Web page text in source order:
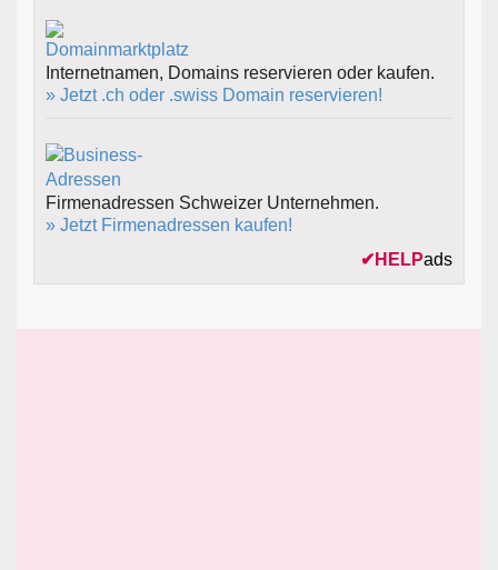
Internetnamen, Domains reservieren oder kaufen.
» Jetzt .ch oder .swiss Domain reservieren!
Firmenadressen Schweizer Unternehmen.
» Jetzt Firmenadressen kaufen!
✔ HELPads